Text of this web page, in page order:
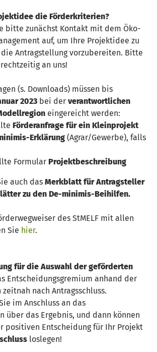
die Förderkriterien?
bitte zunächst Kontakt mit dem Öko-
auf, um Ihre Projektidee zu
Antragstellung vorzubereiten. Bitte
an uns!
(s. Downloads) müssen bis
2023 bei der verantwortlichen
eingereicht werden:
Förderanfrage für ein Kleinprojekt
Erklärung (Agrar/Gewerbe), falls
Formular Projektbeschreibung
auch das Merkblatt für Antragsteller
zu den De-minimis-Beihilfen.
des StMELF mit allen
Sie hier.
für die Auswahl der geförderten
Entscheidungsgremium anhand der
nach Antragsschluss.
im Anschluss an das
über das Ergebnis, und dann können
positiven Entscheidung für Ihr Projekt
loslegen!